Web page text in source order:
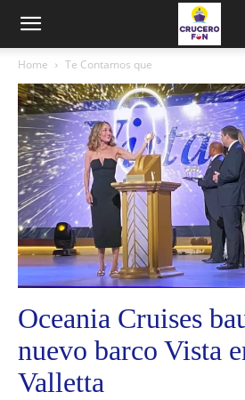
Home Te Contamos que
Oceania Cruises
nuevo barco Vista
Valletta